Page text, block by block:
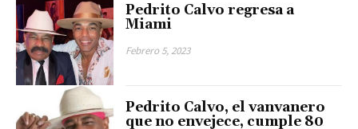
Pedrito Calvo regresa a
Miami
Febrero 5, 2023
Pedrito Calvo, el vanvanero
que no envejece, cumple 80